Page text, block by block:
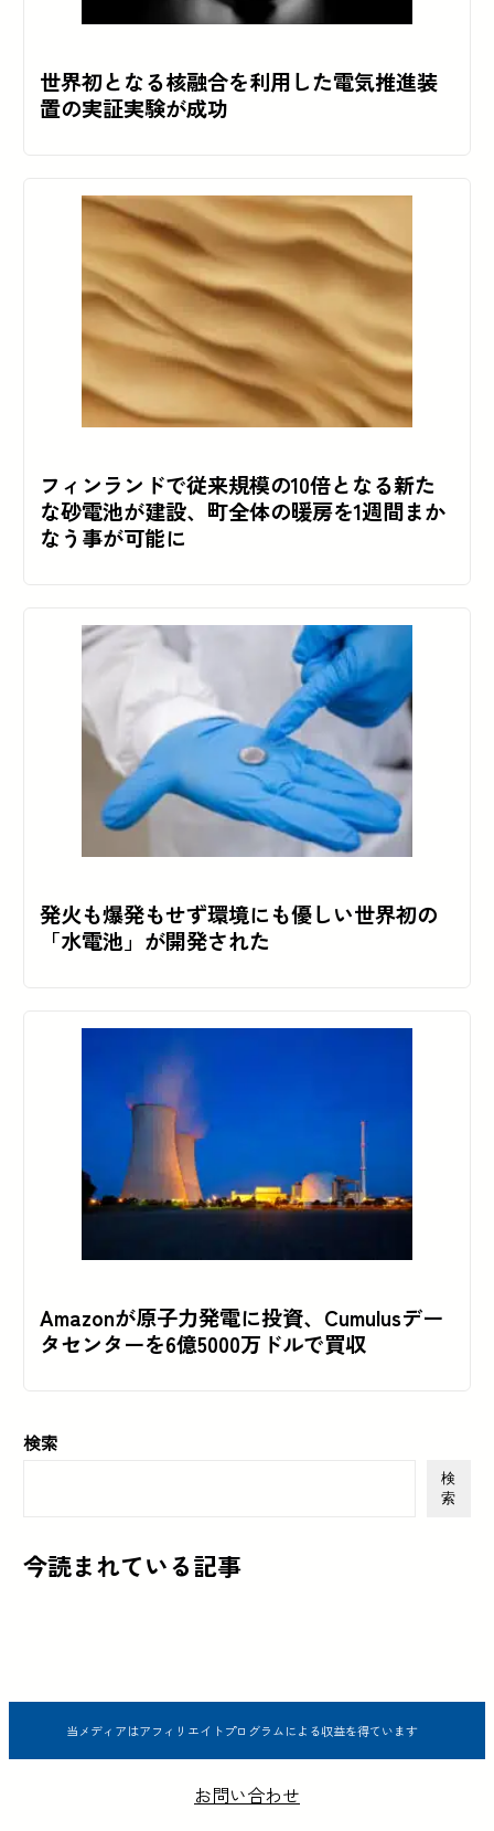
世界初となる核融合を利用した電気推進装
置の実証実験が成功
フィンランドで従来規模の10倍となる新た
な砂電池が建設、町全体の暖房を1週間まか
なう事が可能に
発火も爆発もせず環境にも優しい世界初の
「水電池」が開発された
Amazonが原子力発電に投資、Cumulusデー
タセンターを6億5000万ドルで買収
検索
検
索
今読まれている記事
当メディアはアフィリエイトプログラムによる収益を得ています
お問い合わせ